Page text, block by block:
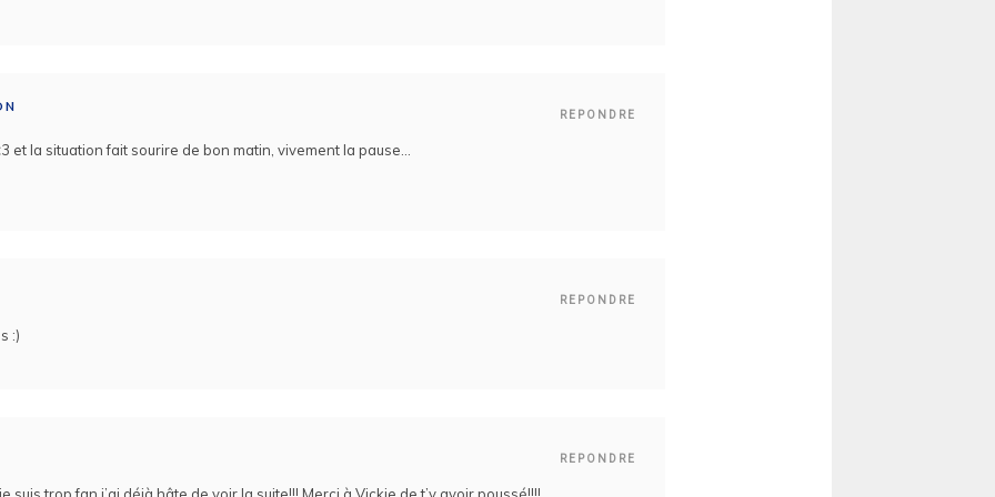
REPONDRE
et la situation fait sourire de bon matin, vivement la pause…
REPONDRE
:)
REPONDRE